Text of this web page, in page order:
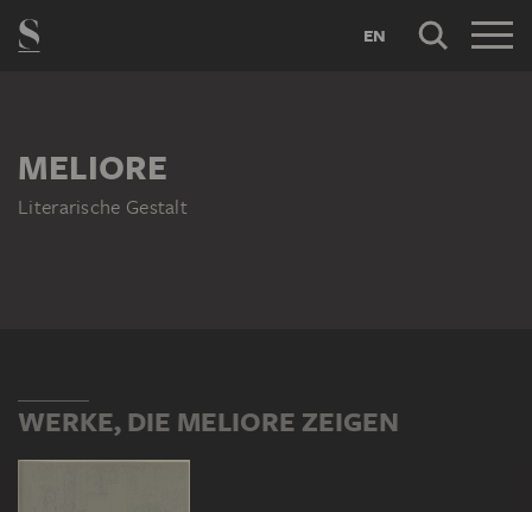
EN
MELIORE
Literarische Gestalt
WERKE, DIE MELIORE ZEIGEN